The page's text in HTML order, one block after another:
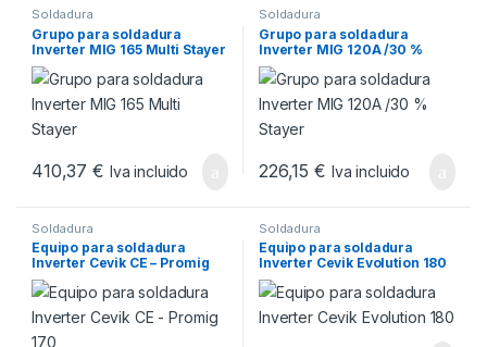
Soldadura
Grupo para soldadura
Inverter MIG 165 Multi Stayer
410,37€ Iva incluido
Soldadura
Grupo para soldadura
Inverter MIG 120A /30 %
Stayer
226,15€ Iva incluido
Soldadura
Equipo para soldadura
Inverter Cevik CE – Promig
170
Soldadura
Equipo para soldadura
Inverter Cevik Evolution 180